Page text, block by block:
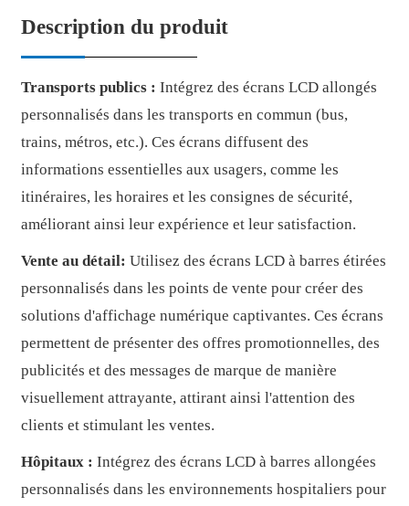
Description du produit
Transports publics : Intégrez des écrans LCD allongés
personnalisés dans les transports en commun (bus,
trains, métros, etc.). Ces écrans diffusent des
informations essentielles aux usagers, comme les
itinéraires, les horaires et les consignes de sécurité,
améliorant ainsi leur expérience et leur satisfaction.
Vente au détail: Utilisez des écrans LCD à barres étirées
personnalisés dans les points de vente pour créer des
solutions d'affichage numérique captivantes. Ces écrans
permettent de présenter des offres promotionnelles, des
publicités et des messages de marque de manière
visuellement attrayante, attirant ainsi l'attention des
clients et stimulant les ventes.
Hôpitaux : Intégrez des écrans LCD à barres allongées
personnalisés dans les environnements hospitaliers pour